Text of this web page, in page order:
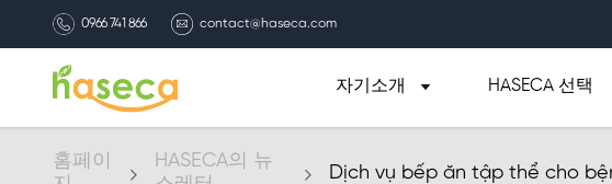
0966 741 866 contact@haseca.com
자기소개 HASECA 선택
홈페이
HASECA의 뉴
Dịch vụ bếp ăn tập thể cho